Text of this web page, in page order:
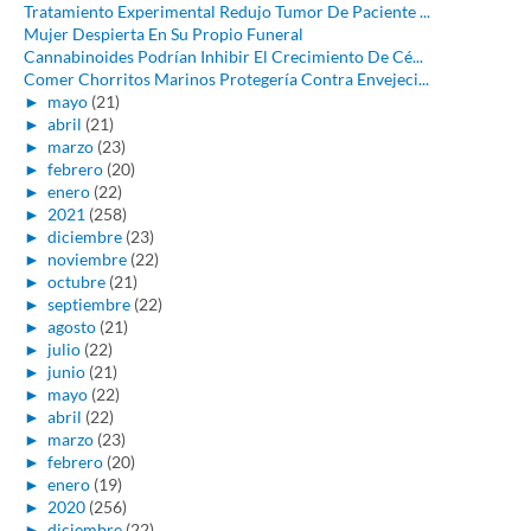
Tratamiento Experimental Redujo Tumor De Paciente ...
Mujer Despierta En Su Propio Funeral
Cannabinoides Podrían Inhibir El Crecimiento De Cé...
Comer Chorritos Marinos Protegería Contra Envejeci...
► mayo (21)
► abril (21)
► marzo (23)
► febrero (20)
► enero (22)
► 2021 (258)
► diciembre (23)
► noviembre (22)
► octubre (21)
► septiembre (22)
► agosto (21)
► julio (22)
► junio (21)
► mayo (22)
► abril (22)
► marzo (23)
► febrero (20)
► enero (19)
► 2020 (256)